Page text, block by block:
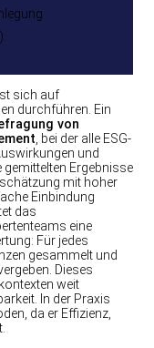
sich auf
durchführen. Ein
von
, bei der alle ESG-
und
gemittelten Ergebnisse
mit hoher
Einbindung
das
eine
Für jedes
gesammelt und
Dieses
weit
In der Praxis
da er Effizienz,